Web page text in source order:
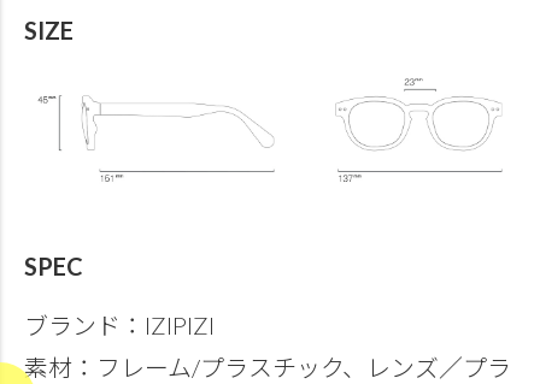
SIZE
SPEC
ブランド：IZIPIZI
素材：フレーム/プラスチック、レンズ／プラ